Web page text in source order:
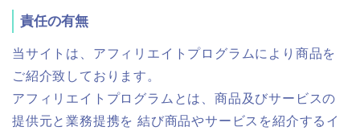
責任の有無
当サイトは、アフィリエイトプログラムにより商品を
ご紹介致しております。
アフィリエイトプログラムとは、商品及びサービスの
提供元と業務提携を 結び商品やサービスを紹介するイ